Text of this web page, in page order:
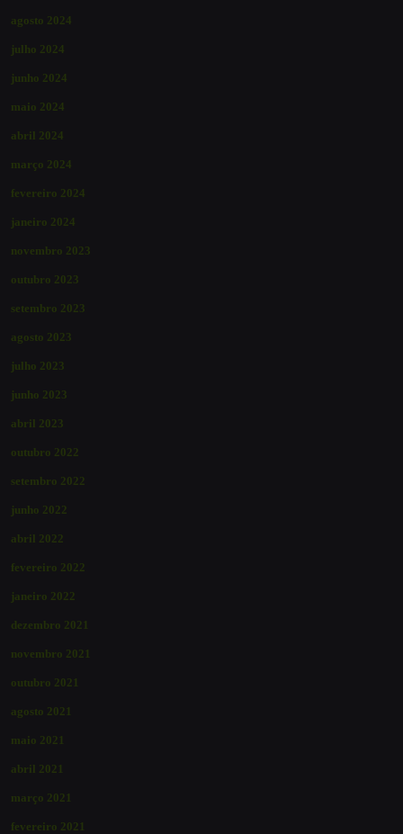
agosto 2024
julho 2024
junho 2024
maio 2024
abril 2024
março 2024
fevereiro 2024
janeiro 2024
novembro 2023
outubro 2023
setembro 2023
agosto 2023
julho 2023
junho 2023
abril 2023
outubro 2022
setembro 2022
junho 2022
abril 2022
fevereiro 2022
janeiro 2022
dezembro 2021
novembro 2021
outubro 2021
agosto 2021
maio 2021
abril 2021
março 2021
fevereiro 2021